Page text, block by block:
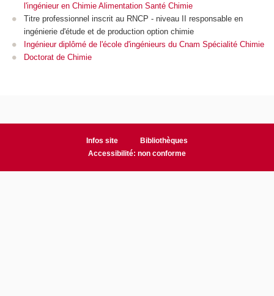
l'ingénieur en Chimie Alimentation Santé Chimie
Titre professionnel inscrit au RNCP - niveau II responsable en
ingénierie d'étude et de production option chimie
Ingénieur diplômé de l'école d'ingénieurs du Cnam Spécialité Chimie
Doctorat de Chimie
Infos site
Bibliothèques
Accessibilité: non conforme